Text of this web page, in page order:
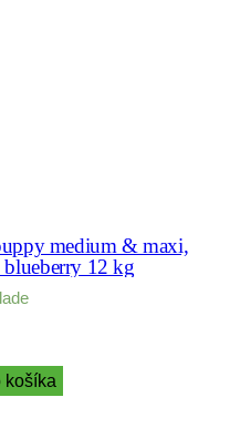
medium & maxi,
blueberry 12 kg
košíka